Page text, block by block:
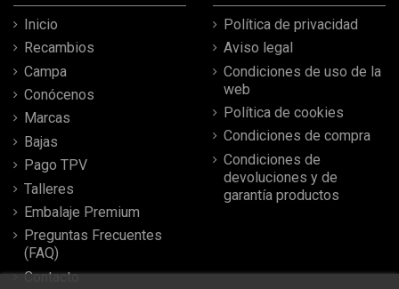
Inicio
Recambios
Campa
Conócenos
Marcas
Bajas
Pago TPV
Talleres
Embalaje Premium
Preguntas Frecuentes
(FAQ)
Contacto
Política de privacidad
Aviso legal
Condiciones de uso de la
web
Política de cookies
Condiciones de compra
Condiciones de
devoluciones y de
garantía productos